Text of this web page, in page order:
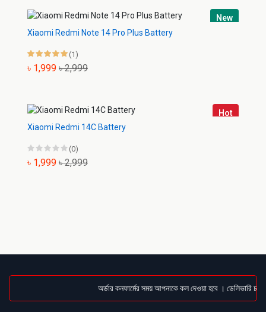
New
Xiaomi Redmi Note 14 Pro Plus Battery
(1)
৳ 1,999 ৳ 2,999
Hot
Xiaomi Redmi 14C Battery
(0)
৳ 1,999 ৳ 2,999
অর্ডার কনফার্মের সময় আপনাকে কল দেওয়া হবে । ডেলিভারি